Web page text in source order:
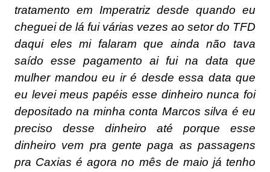
tratamento em Imperatriz desde quando eu
cheguei de lá fui várias vezes ao setor do TFD
daqui eles mi falaram que ainda não tava
saído esse pagamento ai fui na data que
mulher mandou eu ir é desde essa data que
eu levei meus papéis esse dinheiro nunca foi
depositado na minha conta Marcos silva é eu
preciso desse dinheiro até porque esse
dinheiro vem pra gente paga as passagens
pra Caxias é agora no mês de maio já tenho